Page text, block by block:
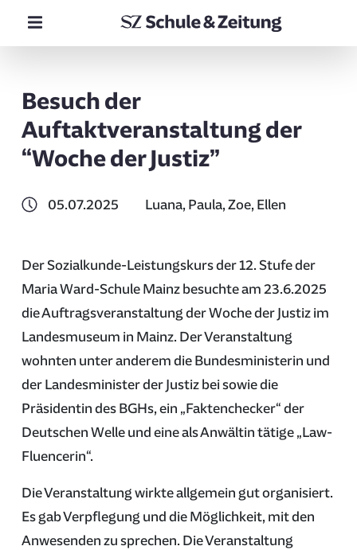
Besuch der
Auftaktveranstaltung der
“Woche der Justiz”
05.07.2025 Luana, Paula, Zoe, Ellen
Der Sozialkunde-Leistungskurs der 12. Stufe der
Maria Ward-Schule Mainz besuchte am 23.6.2025
die Auftragsveranstaltung der Woche der Justiz im
Landesmuseum in Mainz. Der Veranstaltung
wohnten unter anderem die Bundesministerin und
der Landesminister der Justiz bei sowie die
Präsidentin des BGHs, ein „Faktenchecker“ der
Deutschen Welle und eine als Anwältin tätige „Law-
Fluencerin“.
Die Veranstaltung wirkte allgemein gut organisiert.
Es gab Verpflegung und die Möglichkeit, mit den
Anwesenden zu sprechen. Die Veranstaltung